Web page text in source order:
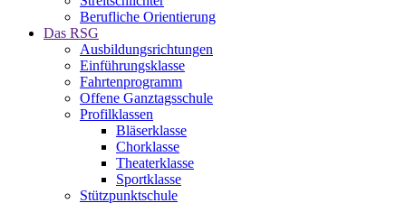
Berufliche Orientierung
Das RSG
Ausbildungsrichtungen
Einführungsklasse
Fahrtenprogramm
Offene Ganztagsschule
Profilklassen
Bläserklasse
Chorklasse
Theaterklasse
Sportklasse
Stützpunktschule